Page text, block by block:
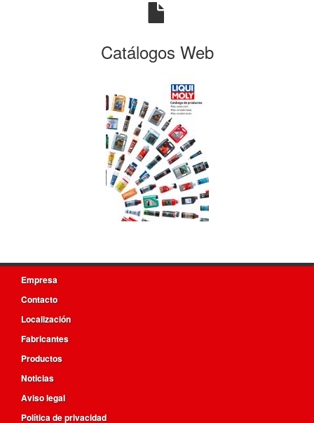
Catálogos Web
Empresa
Contacto
Localización
Fabricantes
Productos
Noticias
Aviso legal
Política de privacidad